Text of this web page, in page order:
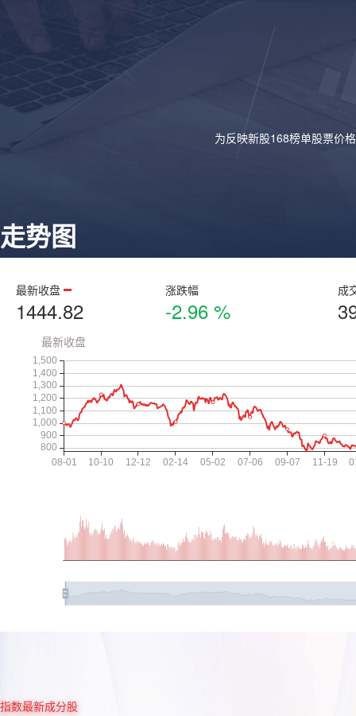
为反映新股168榜单股票价
走势图
最新收盘
1444.82
涨跌幅
-2.96 %
成
指数最新成分股